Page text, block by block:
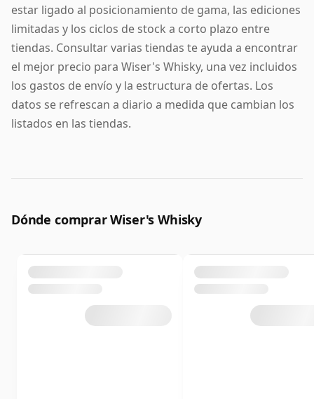
estar ligado al posicionamiento de gama, las ediciones
limitadas y los ciclos de stock a corto plazo entre
tiendas. Consultar varias tiendas te ayuda a encontrar
el mejor precio para Wiser's Whisky, una vez incluidos
los gastos de envío y la estructura de ofertas. Los
datos se refrescan a diario a medida que cambian los
listados en las tiendas.
Dónde comprar Wiser's Whisky